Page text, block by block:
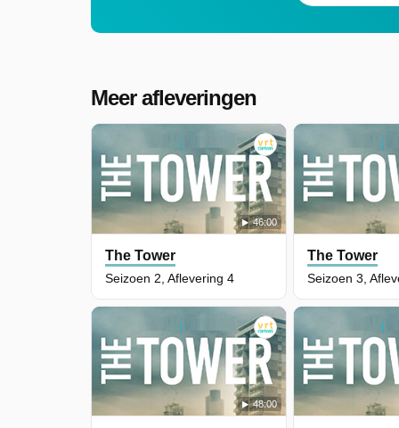
Meer afleveringen
46:00
The Tower
Seizoen 2, Aflevering 4
The Tower
Seizoen 3,
48:00